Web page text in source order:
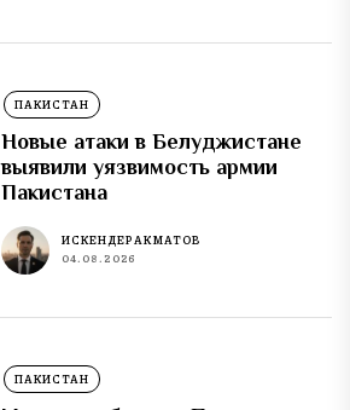
ПАКИСТАН
Новые атаки в Белуджистане
выявили уязвимость армии
Пакистана
ИСКЕНДЕР АКМАТОВ
04.08.2026
ПАКИСТАН